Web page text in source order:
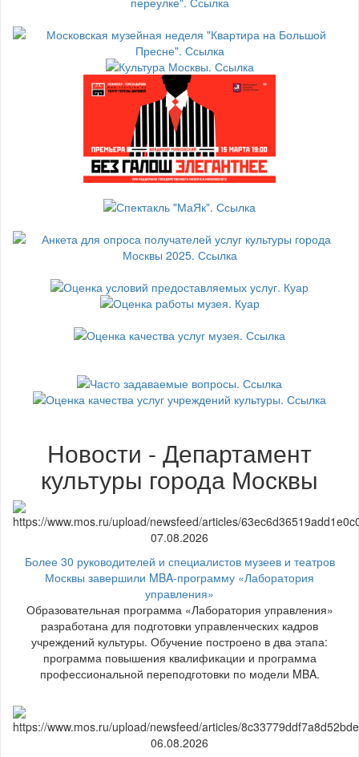
Новости - Департамент
культуры города Москвы
07.08.2026
Более 30 руководителей и специалистов музеев и театров
Москвы завершили MBA-программу «Лаборатория
управления»
Образовательная программа «Лаборатория управления»
разработана для подготовки управленческих кадров
учреждений культуры. Обучение построено в два этапа:
программа повышения квалификации и программа
профессиональной переподготовки по модели MBA.
06.08.2026